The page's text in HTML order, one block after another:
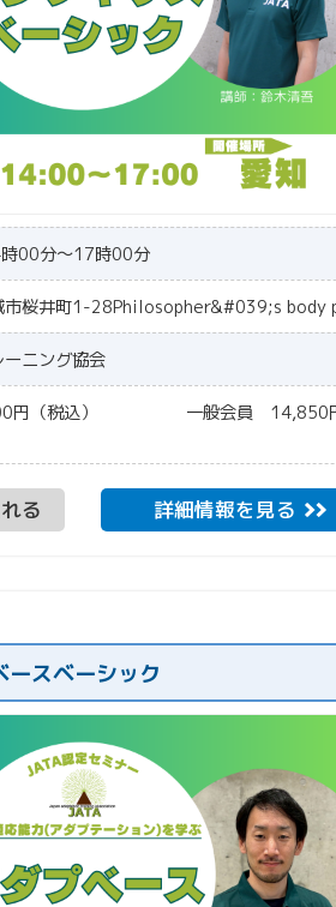
00分～17時00分
桜井町1-28Philosopher&#039;s body
ニング協会
円（税込） 一般会員 14,850
る 詳細情報を見る
ースベーシック